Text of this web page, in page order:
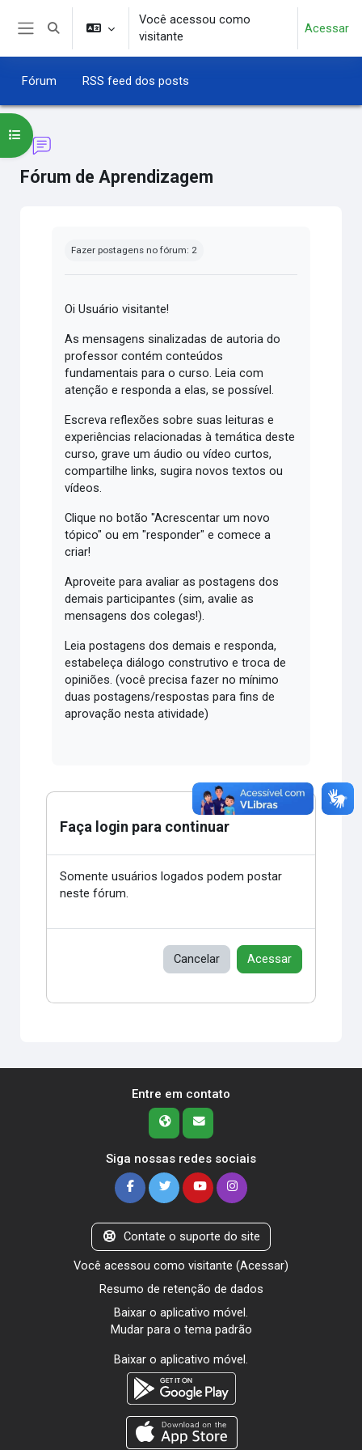
Ir para o conteúdo principal
Alternar entrada de pesquisa
Você acessou como
visitante
Acessar
Fórum RSS feed dos posts
Fórum de Aprendizagem
Abrir índice do curso
Fazer postagens no fórum: 2
Oi Usuário visitante!
As mensagens sinalizadas de autoria do
professor contém conteúdos
fundamentais para o curso. Leia com
atenção e responda a elas, se possível.
Escreva reflexões sobre suas leituras e
experiências relacionadas à temática deste
curso, grave um áudio ou vídeo curtos,
compartilhe links, sugira novos textos ou
vídeos.
Clique no botão "Acrescentar um novo
tópico" ou em "responder" e comece a
criar!
Aproveite para avaliar as postagens dos
demais participantes (sim, avalie as
mensagens dos colegas!).
Leia postagens dos demais e responda,
estabeleça diálogo construtivo e troca de
opiniões. (você precisa fazer no mínimo
duas postagens/respostas para fins de
aprovação nesta atividade)
Faça login para continuar
Somente usuários logados podem postar
neste fórum.
Cancelar Acessar
Entre em contato
Siga nossas redes sociais
Contate o suporte do site
Você acessou como visitante (Acessar)
Resumo de retenção de dados
Baixar o aplicativo móvel.
Mudar para o tema padrão
Baixar o aplicativo móvel.